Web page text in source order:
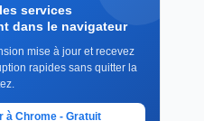
services
dans le navigateur
mise à jour et recevez
rapides sans quitter la
à Chrome - Gratuit